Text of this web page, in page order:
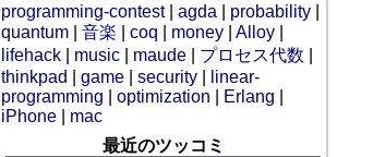
programming-contest|agda probability
quantum |音楽 |coq money |Alloy
lifehack
music maude プロセス代数
thinkpad
|game |security
linear-
programming |optimization Erlang
iPhone
mac
最近のツッコミ